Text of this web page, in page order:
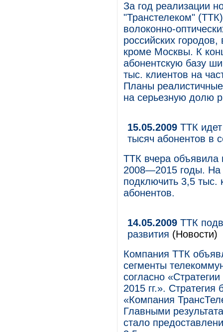
За год реализации
"Транстелеком"
волоконно-
российских
кроме Москвы. К
абонентскую базу
тыс. клиентов на
Планы
на серьезную долю
15.05.2009 ТТК
тысяч абонентов в
ТТК вчера объявила
2008—2015 годы. На
подключить 3,5 тыс.
абонентов.
14.05.2009 ТТК
развития (Новости)
Компания ТТК
сегменты
согласно
2015 гг.».
«Компания
Главными
стало